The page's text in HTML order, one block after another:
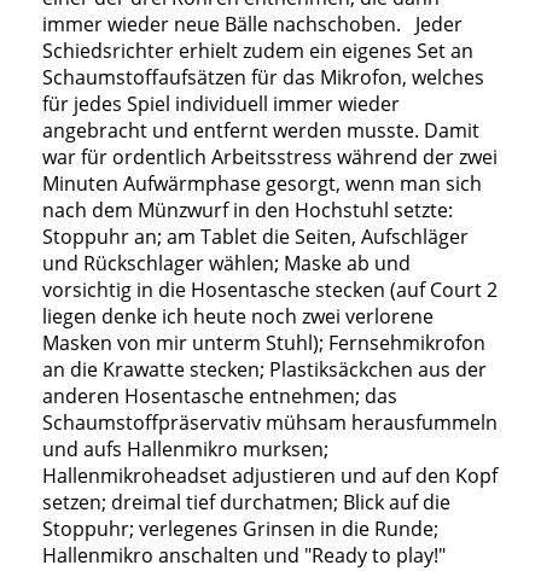
immer wieder neue Bälle nachschoben. Jeder
Schiedsrichter erhielt zudem ein eigenes Set an
Schaumstoffaufsätzen für das Mikrofon, welches
für jedes Spiel individuell immer wieder
angebracht und entfernt werden musste. Damit
war für ordentlich Arbeitsstress während der zwei
Minuten Aufwärmphase gesorgt, wenn man sich
nach dem Münzwurf in den Hochstuhl setzte:
Stoppuhr an; am Tablet die Seiten, Aufschläger
und Rückschlager wählen; Maske ab und
vorsichtig in die Hosentasche stecken (auf Court 2
liegen denke ich heute noch zwei verlorene
Masken von mir unterm Stuhl); Fernsehmikrofon
an die Krawatte stecken; Plastiksäckchen aus der
anderen Hosentasche entnehmen; das
Schaumstoffpräservativ mühsam herausfummeln
und aufs Hallenmikro murksen;
Hallenmikroheadset adjustieren und auf den Kopf
setzen; dreimal tief durchatmen; Blick auf die
Stoppuhr; verlegenes Grinsen in die Runde;
Hallenmikro anschalten und "Ready to play!"